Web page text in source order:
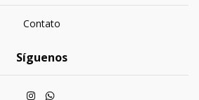
Contato
Síguenos